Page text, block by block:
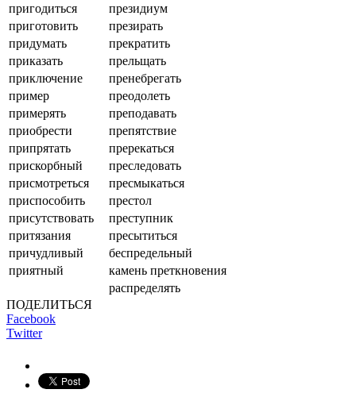
пригодиться
президиум
приготовить
презирать
придумать
прекратить
приказать
прельщать
приключение
пренебрегать
пример
преодолеть
примерять
преподавать
приобрести
препятствие
припрятать
пререкаться
прискорбный
преследовать
присмотреться
пресмыкаться
приспособить
престол
присутствовать
преступник
притязания
пресытиться
причудливый
беспредельный
приятный
камень преткновения
распределять
ПОДЕЛИТЬСЯ
Facebook
Twitter